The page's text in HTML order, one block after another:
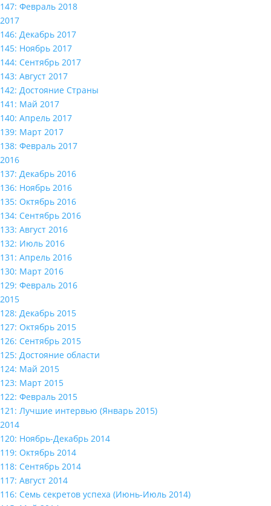
147: Февраль 2018
2017
146: Декабрь 2017
145: Ноябрь 2017
144: Сентябрь 2017
143: Август 2017
142: Достояние Страны
141: Май 2017
140: Апрель 2017
139: Март 2017
138: Февраль 2017
2016
137: Декабрь 2016
136: Ноябрь 2016
135: Октябрь 2016
134: Сентябрь 2016
133: Август 2016
132: Июль 2016
131: Апрель 2016
130: Март 2016
129: Февраль 2016
2015
128: Декабрь 2015
127: Октябрь 2015
126: Сентябрь 2015
125: Достояние области
124: Май 2015
123: Март 2015
122: Февраль 2015
121: Лучшие интервью (Январь 2015)
2014
120: Ноябрь-Декабрь 2014
119: Октябрь 2014
118: Сентябрь 2014
117: Август 2014
116: Семь секретов успеха (Июнь-Июль 2014)